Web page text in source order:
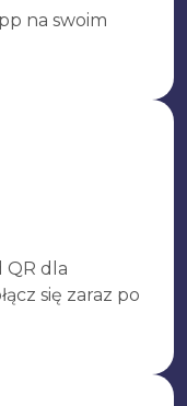
na swoim
QR dla
się zaraz po